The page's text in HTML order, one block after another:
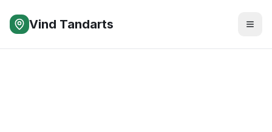
Vind Tandarts